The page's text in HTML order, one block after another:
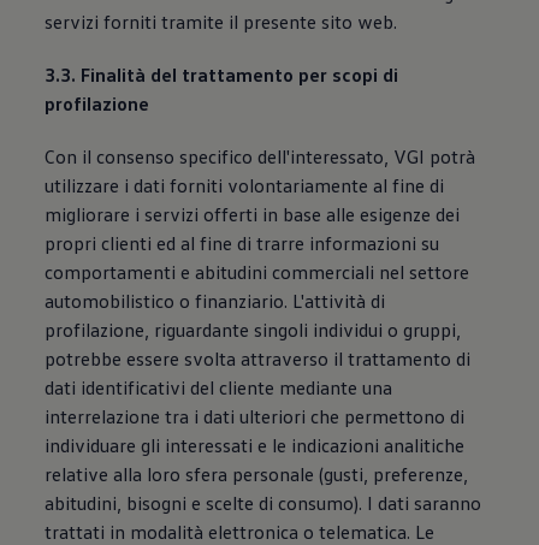
servizi forniti tramite il presente sito web.
3.3. Finalità del trattamento per scopi di
profilazione
Con il consenso specifico dell'interessato, VGI potrà
utilizzare i dati forniti volontariamente al fine di
migliorare i servizi offerti in base alle esigenze dei
propri clienti ed al fine di trarre informazioni su
comportamenti e abitudini commerciali nel settore
automobilistico o finanziario. L'attività di
profilazione, riguardante singoli individui o gruppi,
potrebbe essere svolta attraverso il trattamento di
dati identificativi del cliente mediante una
interrelazione tra i dati ulteriori che permettono di
individuare gli interessati e le indicazioni analitiche
relative alla loro sfera personale (gusti, preferenze,
abitudini, bisogni e scelte di consumo). I dati saranno
trattati in modalità elettronica o telematica. Le